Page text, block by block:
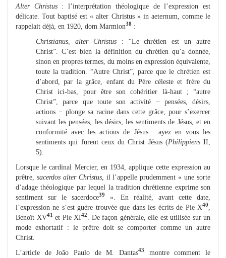
Alter Christus : l’interprétation théologique de l’expression est
délicate. Tout baptisé est « alter Christus » in aeternum, comme le
rappelait déjà, en 1920, dom Marmion38 :
Christianus, alter Christus : “Le chrétien est un autre
Christ”. C’est bien la définition du chrétien qu’a donnée,
sinon en propres termes, du moins en expression équivalente,
toute la tradition. “Autre Christ”, parce que le chrétien est
d’abord, par la grâce, enfant du Père céleste et frère du
Christ ici-bas, pour être son cohéritier là-haut ; “autre
Christ”, parce que toute son activité − pensées, désirs,
actions − plonge sa racine dans cette grâce, pour s’exercer
suivant les pensées, les désirs, les sentiments de Jésus, et en
conformité avec les actions de Jésus : ayez en vous les
sentiments qui furent ceux du Christ Jésus (Philippiens II,
5).
Lorsque le cardinal Mercier, en 1934, applique cette expression au
prêtre, sacerdos alter Christus, il l’appelle prudemment « une sorte
d’adage théologique par lequel la tradition chrétienne exprime son
sentiment sur le sacerdoce39
». En réalité, avant cette date,
l’expression ne s’est guère trouvée que dans les écrits de Pie X40
Benoît XV41 et Pie XI42
. De façon générale, elle est utilisée sur un
mode exhortatif : le prêtre doit se comporter comme un autre
Christ.
L’article de João Paulo de M. Dantas43
montre comment le